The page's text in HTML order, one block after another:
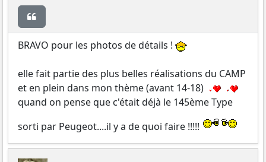
BRAVO pour les photos de détails !
elle fait partie des plus belles réalisations du CAMP
et en plein dans mon thème (avant 14-18)
quand on pense que c'était déjà le 145ème Type
sorti par Peugeot....il y a de quoi faire !!!!!